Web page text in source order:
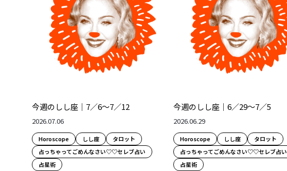
今週のしし座｜7／6～7／12
2026.07.06
Horoscope しし座
タロット
占っちゃってごめんなさい♡♡セレブ占い
占星術
今週のしし座｜6／29～7／5
2026.06.29
Horoscope しし座
タロット
占っちゃってごめんなさい♡♡セレブ占い
占星術